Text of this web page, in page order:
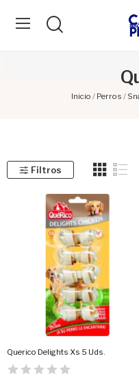
Inicio Perros
Filtros
Querico Delights Xs 5 Uds.